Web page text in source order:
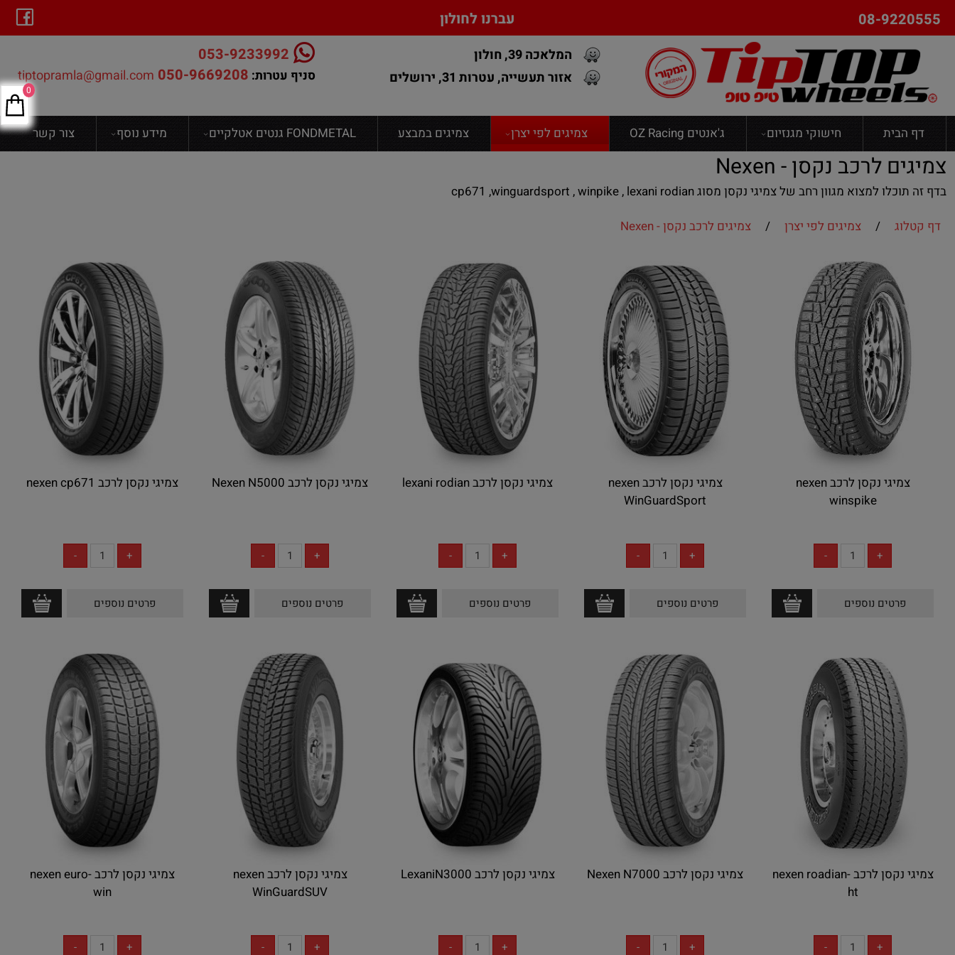
08-9220555 עברנו לחולון
המלאכה 39, חולון
אזור תעשייה, עטרות 31, ירושלים
053-9233992
סניף עטרות: 050-9669208
tiptopramla@gmail.com
דף הבית חישוקי מגנזיום ג'אנטים OZ Racing צמיגים לפי יצרן צמיגים במבצע FONDMETAL גנטים אטלקיים מידע נוסף צור קשר
צמיגים לרכב נקסן - Nexen
בדף זה תוכלו למצוא מגוון רחב של צמיגי נקסן מסוג cp671 ,winguardsport , winpike , lexani rodian
דף קטלוג
/ צמיגים לפי יצרן / צמיגים לרכב נקסן - Nexen
0
צמיגי נקסן לרכב nexen
winspike
פרטים נוספים
צמיגי נקסן לרכב nexen
WinGuardSport
פרטים נוספים
צמיגי נקסן לרכב lexani rodian
פרטים נוספים
צמיגי נקסן לרכב Nexen N5000
פרטים נוספים
צמיגי נקסן לרכב nexen cp671
פרטים נוספים
צמיגי נקסן לרכב nexen roadian-
ht
צמיגי נקסן לרכב Nexen N7000 צמיגי נקסן לרכב LexaniN3000
צמיגי נקסן לרכב nexen
WinGuardSUV
צמיגי נקסן לרכב nexen euro-
win